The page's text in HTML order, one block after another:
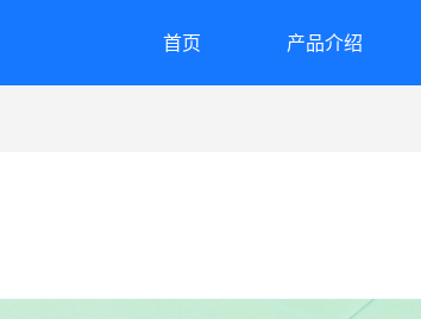
首页 产品介绍